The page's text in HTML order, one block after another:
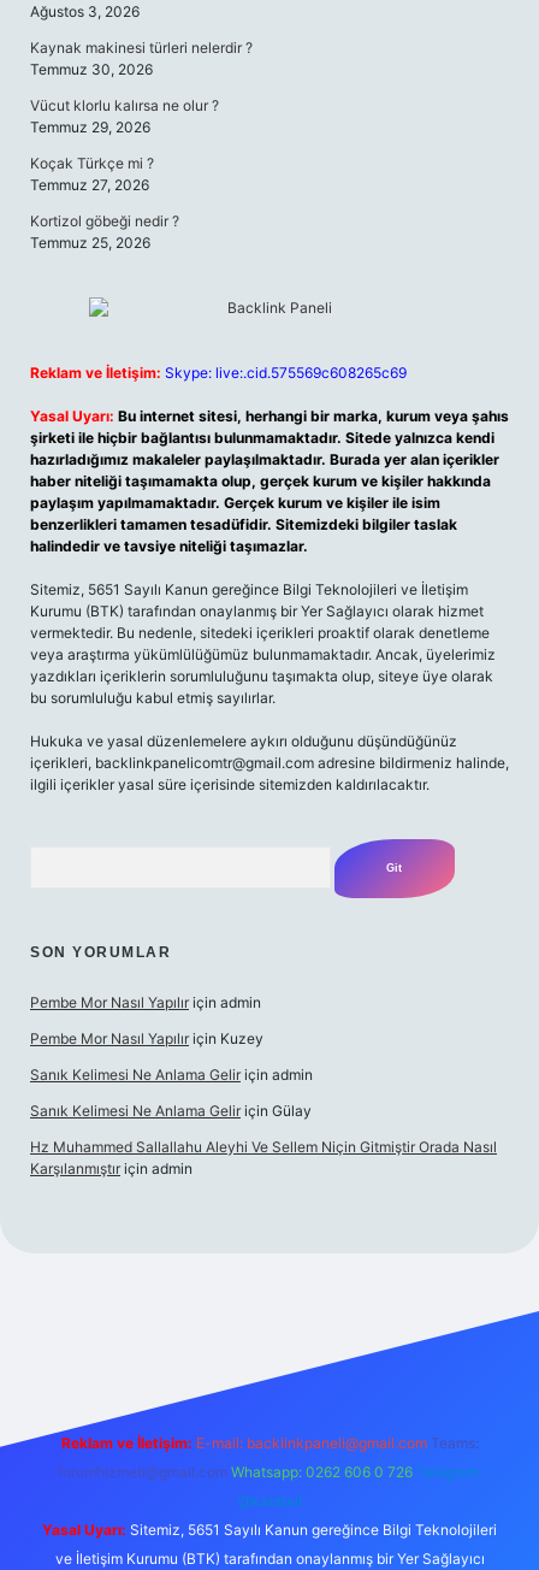
Ağustos 3, 2026
Kaynak makinesi türleri nelerdir ?
Temmuz 30, 2026
Vücut klorlu kalırsa ne olur ?
Temmuz 29, 2026
Koçak Türkçe mi ?
Temmuz 27, 2026
Kortizol göbeği nedir ?
Temmuz 25, 2026
Reklam ve İletişim: Skype: live:.cid.575569c608265c69
Yasal Uyarı: Bu internet sitesi, herhangi bir marka, kurum veya şahıs
şirketi ile hiçbir bağlantısı bulunmamaktadır. Sitede yalnızca kendi
hazırladığımız makaleler paylaşılmaktadır. Burada yer alan içerikler
haber niteliği taşımamakta olup, gerçek kurum ve kişiler hakkında
paylaşım yapılmamaktadır. Gerçek kurum ve kişiler ile isim
benzerlikleri tamamen tesadüfidir. Sitemizdeki bilgiler taslak
halindedir ve tavsiye niteliği taşımazlar.
Sitemiz, 5651 Sayılı Kanun gereğince Bilgi Teknolojileri ve İletişim
Kurumu (BTK) tarafından onaylanmış bir Yer Sağlayıcı olarak hizmet
vermektedir. Bu nedenle, sitedeki içerikleri proaktif olarak denetleme
veya araştırma yükümlülüğümüz bulunmamaktadır. Ancak, üyelerimiz
yazdıkları içeriklerin sorumluluğunu taşımakta olup, siteye üye olarak
bu sorumluluğu kabul etmiş sayılırlar.
Hukuka ve yasal düzenlemelere aykırı olduğunu düşündüğünüz
içerikleri, backlinkpanelicomtr@gmail.com adresine bildirmeniz halinde,
ilgili içerikler yasal süre içerisinde sitemizden kaldırılacaktır.
SON YORUMLAR
Pembe Mor Nasıl Yapılır için admin
Pembe Mor Nasıl Yapılır için Kuzey
Sanık Kelimesi Ne Anlama Gelir için admin
Sanık Kelimesi Ne Anlama Gelir için Gülay
Hz Muhammed Sallallahu Aleyhi Ve Sellem Niçin Gitmiştir Orada Nasıl
Karşılanmıştır için admin
Reklam ve İletişim: E-mail: backlinkpaneli@gmail.com Teams:
forumhizmeti@gmail.com Whatsapp: 0262 606 0 726 Telegram:
@karabul
Yasal Uyarı: Sitemiz, 5651 Sayılı Kanun gereğince Bilgi Teknolojileri
ve İletişim Kurumu (BTK) tarafından onaylanmış bir Yer Sağlayıcı